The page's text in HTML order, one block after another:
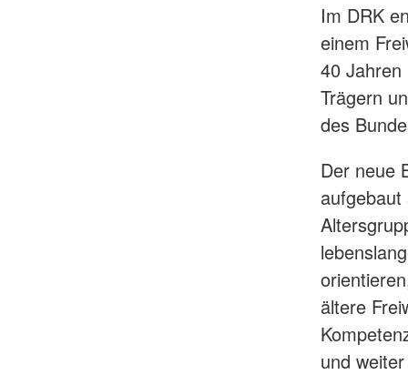
Im DRK
einem
40 Jahren
Trägern
des
Der neue
ältere
und